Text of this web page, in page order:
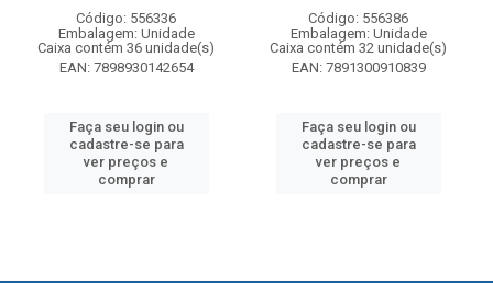
Código: 556336
Embalagem: Unidade
Caixa contém 36 unidade(s)
EAN: 7898930142654
Faça seu login ou
cadastre-se para
ver preços e
comprar
Código: 556386
Embalagem: Unidade
Caixa contém 32 unidade(s)
EAN: 7891300910839
Faça seu login ou
cadastre-se para
ver preços e
comprar